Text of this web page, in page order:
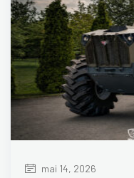
mai 14, 2026